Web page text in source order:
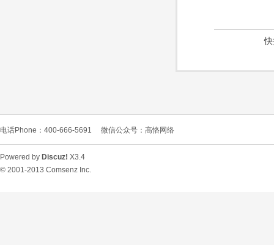
电话Phone：400-666-5691 微信公众号：高恪网络
Powered by Discuz! X3.4
© 2001-2013 Comsenz Inc.